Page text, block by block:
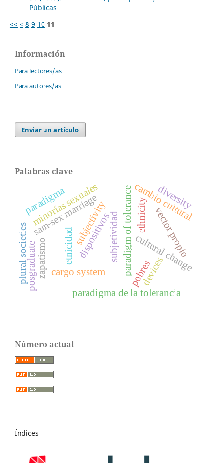
Públicas
<< < 8 9 10 11
Información
Para lectores/as
Para autores/as
Enviar un artículo
Palabras clave
cargo system
dispositivos
pobres
subjectivitysubjetividad
sam-sex marriage paradigm of tolerance
paradigma de la tolerancia
minorías sexuales
cultural change
devices
ethnicity
cambio cultural
etnicidad
zapatismo
paradigma
plural societies vector propio
diversity
posgraduate
Número actual
Índices